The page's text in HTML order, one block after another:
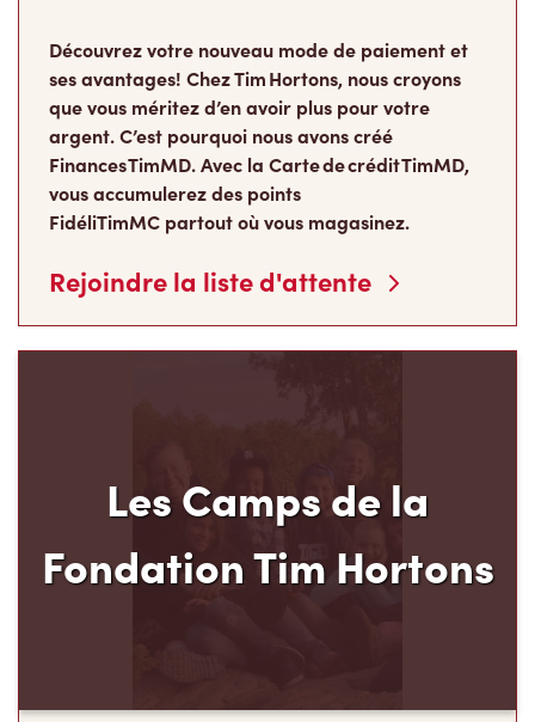
Découvrez votre nouveau mode de paiement et
ses avantages! Chez Tim Hortons, nous croyons
que vous méritez d’en avoir plus pour votre
argent. C’est pourquoi nous avons créé
Finances TimMD. Avec la Carte de crédit TimMD,
vous accumulerez des points
FidéliTimMC partout où vous magasinez.
Rejoindre la liste d'attente
Les Camps de la
Fondation Tim Hortons